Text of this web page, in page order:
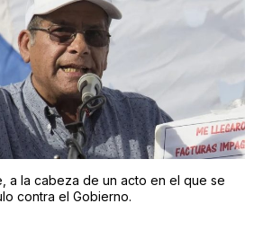
a la cabeza de un acto en el que se
contra el Gobierno.